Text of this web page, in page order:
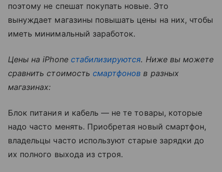
поэтому не спешат покупать новые. Это
вынуждает магазины повышать цены на них, чтобы
иметь минимальный заработок.
Цены на iPhone стабилизируются. Ниже вы можете
сравнить стоимость смартфонов в разных
магазинах:
Блок питания и кабель — не те товары, которые
надо часто менять. Приобретая новый смартфон,
владельцы часто используют старые зарядки до
их полного выхода из строя.